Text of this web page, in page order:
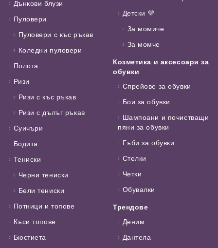
Дънкови блузи
Пуловери
Пуловери с къс ръкав
Коледни пуловери
Полота
Ризи
Ризи с къс ръкав
Ризи с дълъг ръкав
Суичъри
Бодита
Тениски
Черни тениски
Бели тениски
Потници и топове
Къси топове
Бюстиета
Детски 💜
За момиче
За момче
Козметика и аксесоари за
обувки
Спрейове за обувки
Бои за обувки
Шампоани и почистващи
пяни за обувки
Гъби за обувки
Стелки
Четки
Обувалки
Трендове
Деним
Дантела